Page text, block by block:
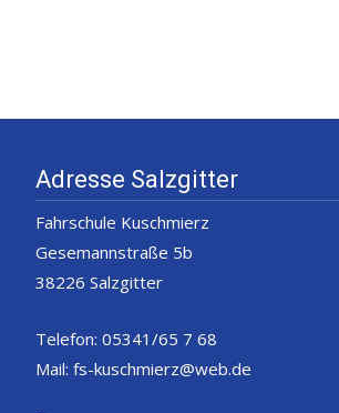
Adresse Salzgitter
Fahrschule Kuschmierz
Gesemannstraße 5b
38226 Salzgitter
Telefon: 05341/65 7 68
Mail: fs-kuschmierz@web.de